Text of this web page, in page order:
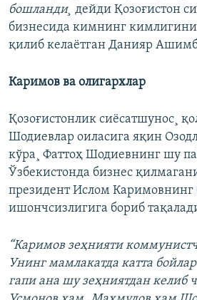
бошланди¸ дейди Қозоғистон
бизнесида кимнинг кимлигини
қилиб келаëтган Данияр
Каримов ва олигархлар
Қозоғистонлик сиëсатшунос¸
Шодиевлар оиласига яқин
кўра¸ Фаттоҳ Шодиевнинг шу
Ўзбекистонда бизнес
президент Ислом Каримовнинг
ишончсизлигига бориб
“Каримов зеҳнияти
Унинг мамлакатда катта
гапи ана шу зеҳниятдан келиб